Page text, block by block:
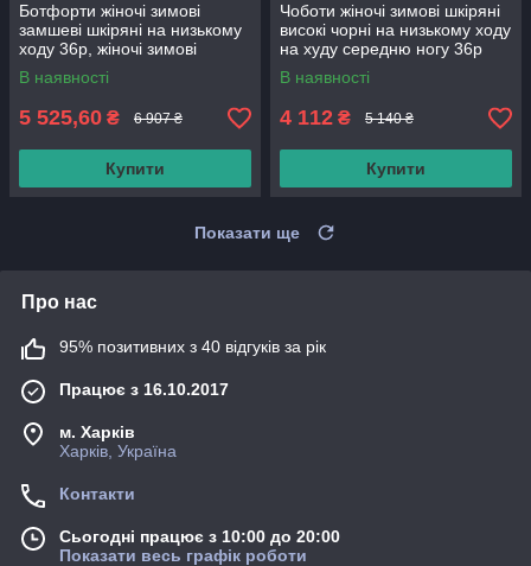
Ботфорти жіночі зимові
замшеві шкіряні на низькому
ходу 36р, жіночі зимові
чоботи ботфорти на товстому
каблуці
В наявності
5 525,60 ₴ 6 907 ₴
Купити
Чоботи жіночі зимові шкіряні
високі чорні на низькому ходу
на худу середню ногу 36р
В наявності
4 112 ₴ 5 140 ₴
Купити
Показати ще
Про нас
95% позитивних з 40 відгуків за рік
Працює з 16.10.2017
м. Харків
Харків, Україна
Контакти
Сьогодні працює з 10:00 до 20:00
Показати весь графік роботи